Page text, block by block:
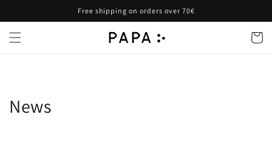
au
contenu
Free shipping on orders over 70€
Panier
News